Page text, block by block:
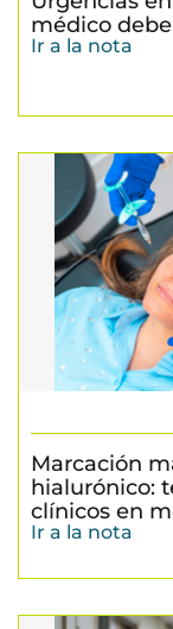
médico
Ir a la nota
Marcación
hialurónico:
clínicos en
Ir a la nota